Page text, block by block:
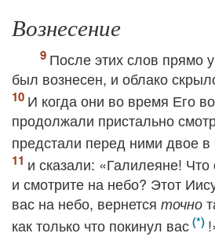
Вознесение
После этих слов прямо
был вознесен, и облако
И когда они во время Его
продолжали пристально
предстали перед ними двое
и сказали: «Галилеяне! Что
и смотрите на небо? Этот
вас на небо, вернется точно
как только что покинул вас